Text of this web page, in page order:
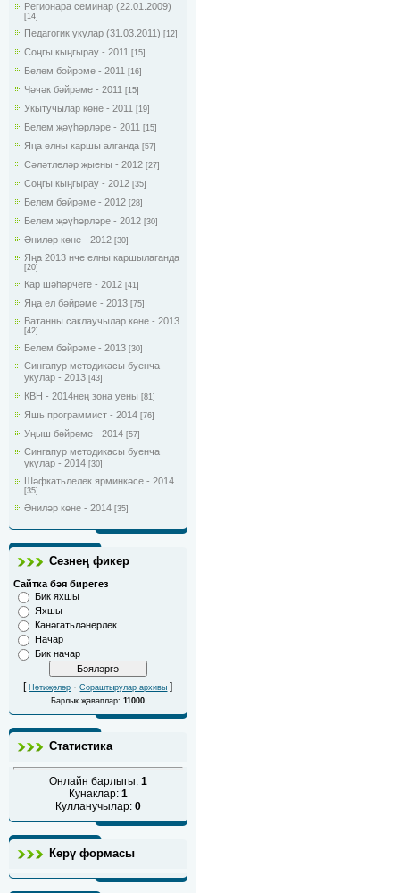
Регионара семинар (22.01.2009)
[14]
Педагогик укулар (31.03.2011) [12]
Соңгы кыңгырау - 2011 [15]
Белем бәйрәме - 2011 [16]
Чәчәк бәйрәме - 2011 [15]
Укытучылар көне - 2011 [19]
Белем җәүһәрләре - 2011 [15]
Яңа елны каршы алганда [57]
Сәләтлеләр җыены - 2012 [27]
Соңгы кыңгырау - 2012 [35]
Белем бәйрәме - 2012 [28]
Белем җәүһәрләре - 2012 [30]
Әниләр көне - 2012 [30]
Яңа 2013 нче елны каршылаганда
[20]
Кар шәһәрчеге - 2012 [41]
Яңа ел бәйрәме - 2013 [75]
Ватанны саклаучылар көне - 2013
[42]
Белем бәйрәме - 2013 [30]
Сингапур методикасы буенча
укулар - 2013 [43]
КВН - 2014нең зона уены [81]
Яшь программист - 2014 [76]
Уңыш бәйрәме - 2014 [57]
Сингапур методикасы буенча
укулар - 2014 [30]
Шәфкатьлелек ярминкәсе - 2014
[35]
Әниләр көне - 2014 [35]
Сезнең фикер
Сайтка бәя бирегез
Бик яхшы
Яхшы
Канәгатьләнерлек
Начар
Бик начар
[Нәтиҗәләр ·Сораштырулар архивы ]
Барлык җаваплар:11000
Статистика
Онлайн барлыгы: 1
Кунаклар: 1
Кулланучылар: 0
Керү формасы